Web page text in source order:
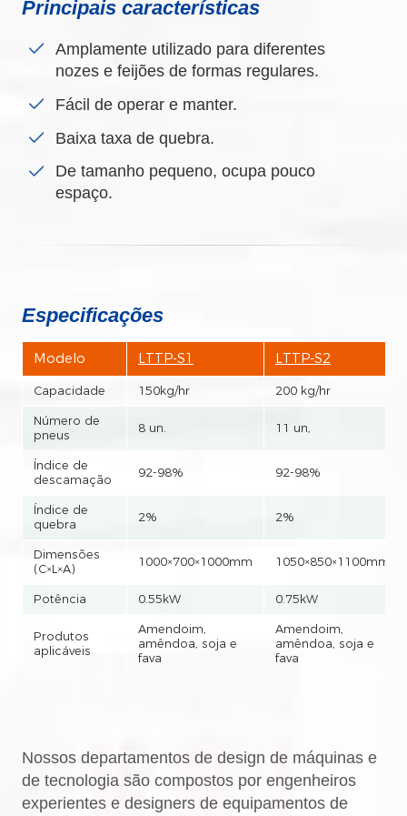
Principais características
Amplamente utilizado para diferentes
nozes e feijões de formas regulares.
Fácil de operar e manter.
Baixa taxa de quebra.
De tamanho pequeno, ocupa pouco
espaço.
Especificações
Modelo LTTP-S1 LTTP-S2
Capacidade 150kg/hr 200 kg/hr
Número de
pneus
8 un. 11 un,
Índice de
descamação
92-98% 92-98%
Índice de
quebra
2% 2%
Dimensões
(C×L×A)
1000×700×1000mm 1050×850×1100mm
Potência 0.55kW 0.75kW
Produtos
aplicáveis
Amendoim,
amêndoa, soja e
fava
Amendoim,
amêndoa, soja e
fava
Nossos departamentos de design de máquinas e
de tecnologia são compostos por engenheiros
experientes e designers de equipamentos de